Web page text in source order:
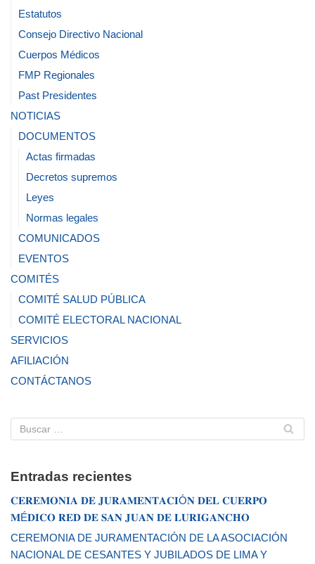
Estatutos
Consejo Directivo Nacional
Cuerpos Médicos
FMP Regionales
Past Presidentes
NOTICIAS
DOCUMENTOS
Actas firmadas
Decretos supremos
Leyes
Normas legales
COMUNICADOS
EVENTOS
COMITÉS
COMITÉ SALUD PÚBLICA
COMITÉ ELECTORAL NACIONAL
SERVICIOS
AFILIACIÓN
CONTÁCTANOS
Entradas recientes
𝐂𝐄𝐑𝐄𝐌𝐎𝐍𝐈𝐀 𝐃𝐄 𝐉𝐔𝐑𝐀𝐌𝐄𝐍𝐓𝐀𝐂𝐈Ó𝐍 𝐃𝐄𝐋 𝐂𝐔𝐄𝐑𝐏𝐎
𝐌É𝐃𝐈𝐂𝐎 𝐑𝐄𝐃 𝐃𝐄 𝐒𝐀𝐍 𝐉𝐔𝐀𝐍 𝐃𝐄 𝐋𝐔𝐑𝐈𝐆𝐀𝐍𝐂𝐇𝐎
CEREMONIA DE JURAMENTACIÓN DE LA ASOCIACIÓN
NACIONAL DE CESANTES Y JUBILADOS DE LIMA Y